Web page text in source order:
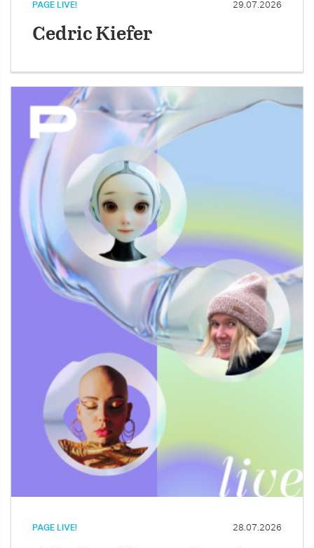
PAGE LIVE! 29.07.2026
Cedric Kiefer
PAGE LIVE! 28.07.2026